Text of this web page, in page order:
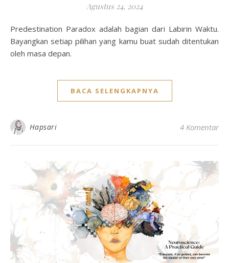
Agustus 24, 2024
Predestination Paradox adalah bagian dari Labirin Waktu.
Bayangkan setiap pilihan yang kamu buat sudah ditentukan
oleh masa depan.
BACA SELENGKAPNYA
Hapsari 4 Komentar